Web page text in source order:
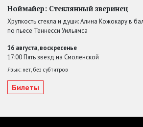
Ноймайер: Стеклянный зверинец
Хрупкость стекла и души: Алина Кожокару в
по пьесе Теннесси Уильямса
16 августа, воскресенье
17:00 Пять звезд на Смоленской
Язык: нет, без субтитров
Билеты